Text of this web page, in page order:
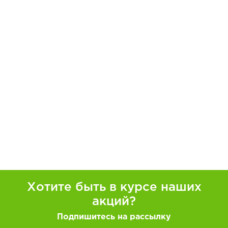
Хотите быть в курсе наших
акций?
Подпишитесь на рассылку